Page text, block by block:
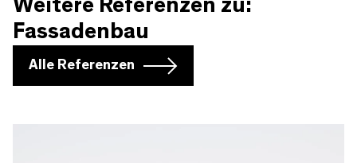
Weitere Referenzen zu:
Fassadenbau
Alle Referenzen